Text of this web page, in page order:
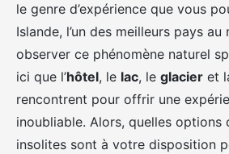
le genre d’expérience que vous
Islande, l’un des meilleurs pays
observer ce phénomène naturel
ici que l’hôtel, le lac, le glacier et
rencontrent pour offrir une
inoubliable. Alors, quelles options
insolites sont à votre disposition